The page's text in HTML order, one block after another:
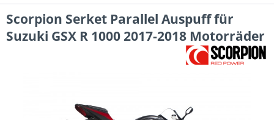
Scorpion Serket Parallel Auspuff für
Suzuki GSX R 1000 2017-2018 Motorräder